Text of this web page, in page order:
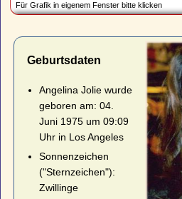
Für Grafik in eigenem Fenster bitte klicken
Geburtsdaten
Angelina Jolie wurde
geboren am: 04.
Juni 1975 um 09:09
Uhr in Los Angeles
Sonnenzeichen
("Sternzeichen"):
Zwillinge